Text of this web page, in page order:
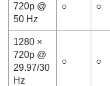
720p @
50 Hz
○ ○
1280 ×
720p @
29.97/30
Hz
○ ○